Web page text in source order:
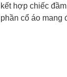
kết hợp chiếc
phần cổ áo mang